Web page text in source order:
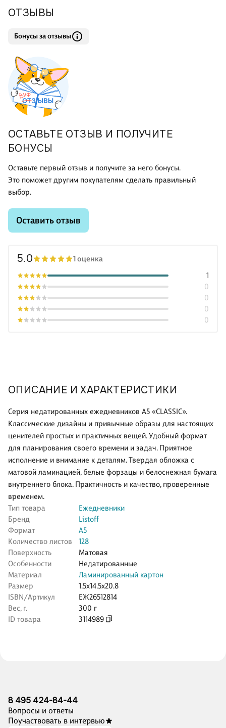
ОПИСАНИЕ И ХАРАКТЕРИСТИКИ
Серия недатированных ежедневников А5 «CLASSIC».
Классические дизайны и привычные образы для настоящих
ценителей простых и практичных вещей. Удобный формат
для планирования своего времени и задач. Приятное
исполнение и внимание к деталям. Твердая обложка с
матовой ламинацией, белые форзацы и белоснежная бумага
внутреннего блока. Практичность и качество, проверенные
временем.
Тип товара
Ежедневники
Бренд
Listoff
Формат
А5
Количество листов
128
Поверхность
Матовая
Особенности
Недатированные
Материал
Ламинированный картон
Размер
1.5x14.5x20.8
ISBN/Артикул
ЕЖ26512814
Вес, г.
300 г
ID товара
3114989
ОТЗЫВЫ
Бонусы за отзывы
ОСТАВЬТЕ ОТЗЫВ И ПОЛУЧИТЕ
БОНУСЫ
Оставьте первый отзыв и получите за него бонусы.
Это поможет другим покупателям сделать правильный
выбор.
Оставить отзыв
5.0 1 оценка
0
0
0
0
1
8 495 424-84-44
Вопросы и ответы
Поучаствовать в интервью